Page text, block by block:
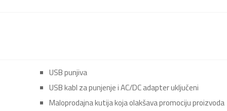
USB punjiva
USB kabl za punjenje i AC/DC adapter uključeni
Maloprodajna kutija koja olakšava promociju proizvoda